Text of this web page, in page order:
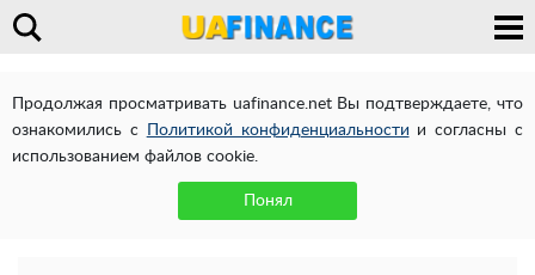
Продолжая просматривать uafinance.net Вы подтверждаете, что
ознакомились с
Политикой конфиденциальности и согласны с
использованием файлов cookie.
Понял